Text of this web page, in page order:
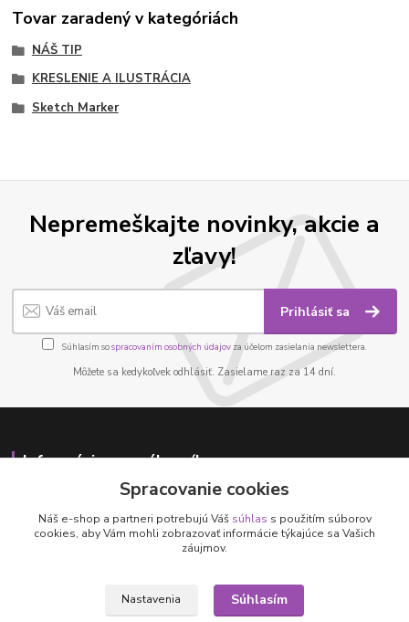
Tovar zaradený v kategóriách
NÁŠ TIP
KRESLENIE A ILUSTRÁCIA
Sketch Marker
Nepremeškajte novinky, akcie a
zľavy!
Prihlásiť sa
Súhlasím sospracovaním osobných údajov za účelom zasielania newslettera.
Môžete sa kedykoľvek odhlásiť. Zasielame raz za 14 dní.
Informácie pre zákazníkov
Ako nakupovať
Obchodné podmienky
Spracovanie cookies
Náš e-shop a partneri potrebujú Váš súhlas s použitím súborov
cookies, aby Vám mohli zobrazovať informácie týkajúce sa Vašich
záujmov.
Nastavenia Súhlasím